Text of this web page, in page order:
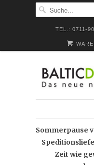
TEL.: 0711-
Sommerpause
Zeit wie